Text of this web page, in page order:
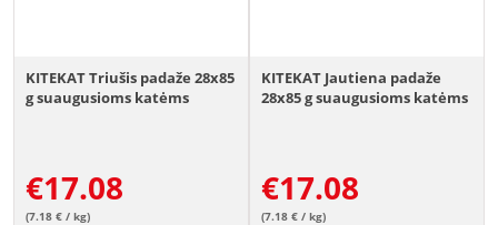
KITEKAT Triušis padaže 28x85
g suaugusioms katėms
€17.08
(7.18 € / kg)
KITEKAT Jautiena padaže
28x85 g suaugusioms katėms
€17.08
(7.18 € / kg)